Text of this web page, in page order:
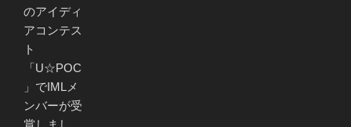
のアイディ
アコンテス
ト
「U☆POC
」でIMLメ
ンバーが受
賞しまし